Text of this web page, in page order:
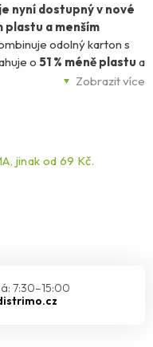
Zobrazit více
nyní dostupný v nové
plastu a menším
odolný karton s
o 51 % méně plastu a
celkové množství
nanáší do spár ve
především pro
sanitárního
vaniček nebo
trvale elastický
pnutí ve spárách i
jinak od 69 Kč.
7:30–15:00